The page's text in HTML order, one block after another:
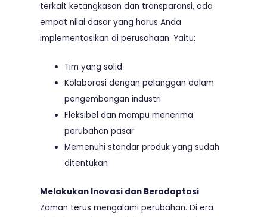
terkait ketangkasan dan transparansi, ada
empat nilai dasar yang harus Anda
implementasikan di perusahaan. Yaitu:
Tim yang solid
Kolaborasi dengan pelanggan dalam
pengembangan industri
Fleksibel dan mampu menerima
perubahan pasar
Memenuhi standar produk yang sudah
ditentukan
Melakukan Inovasi dan Beradaptasi
Zaman terus mengalami perubahan. Di era